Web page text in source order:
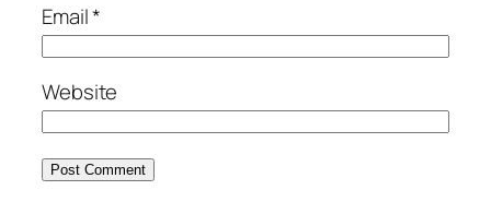
Email*
Website